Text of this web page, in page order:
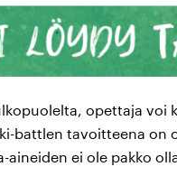
opettaja voi
battlen tavoitteena on
ei ole pakko